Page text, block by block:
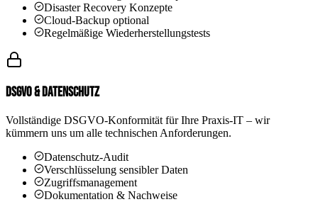
Disaster Recovery Konzepte
Cloud-Backup optional
Regelmäßige Wiederherstellungstests
DSGVO & Datenschutz
Vollständige DSGVO-Konformität für Ihre Praxis-IT – wir
kümmern uns um alle technischen Anforderungen.
Datenschutz-Audit
Verschlüsselung sensibler Daten
Zugriffsmanagement
Dokumentation & Nachweise